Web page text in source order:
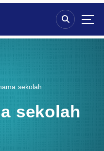
sekolah
sekolah